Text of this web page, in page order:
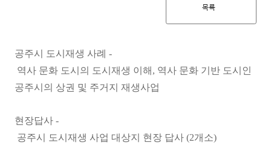
목록
공주시 도시재생 사례 -
역사 문화 도시의 도시재생 이해, 역사 문화 기반 도시인
공주시의 상권 및 주거지 재생사업
현장답사 -
공주시 도시재생 사업 대상지 현장 답사 (2개소)